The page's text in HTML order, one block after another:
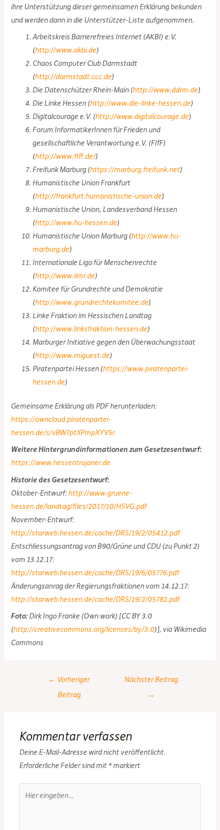
ihre Unterstützung dieser gemeinsamen Erklärung bekunden
und werden dann in die Unterstützer-Liste aufgenommen.
Arbeitskreis Barrierefreies Internet (AKBI) e.V.
(http://www.akbi.de)
Chaos Computer Club Darmstadt
(http://darmstadt.ccc.de)
Die Datenschützer Rhein-Main (http://www.ddrm.de)
Die Linke Hessen (http://www.die-linke-hessen.de)
Digitalcourage e.V. (http://www.digitalcourage.de)
Forum InformatikerInnen für Frieden und
gesellschaftliche Verantwortung e.V. (FIfF)
(http://www.fiff.de/)
Freifunk Marburg (https://marburg.freifunk.net)
Humanistische Union Frankfurt
(http://frankfurt.humanistische-union.de)
Humanistische Union, Landesverband Hessen
(http://www.hu-hessen.de)
Humanistische Union Marburg (http://www.hu-
marburg.de)
Internationale Liga für Menschenrechte
(http://www.ilmr.de)
Komitee für Grundrechte und Demokratie
(http://www.grundrechtekomitee.de)
Linke Fraktion im Hessischen Landtag
(http://www.linksfraktion-hessen.de)
Marburger Initiative gegen den Überwachungsstaat
(http://www.miguest.de)
Piratenpartei Hessen (https://www.piratenpartei-
hessen.de)
Gemeinsame Erklärung als PDF herunterladen:
https://owncloud.piratenpartei-
hessen.de/s/vBW7ptXPmpXYV5r
Weitere Hintergrundinformationen zum Gesetzesentwurf:
https://www.hessentrojaner.de
Historie des Gesetzesentwurf:
Oktober-Entwurf: http://www.gruene-
hessen.de/landtag/files/2017/10/HSVG.pdf
November-Entwurf:
http://starweb.hessen.de/cache/DRS/19/2/05412.pdf
Entschliessungsantrag von B90/Grüne und CDU (zu Punkt 2)
vom 13.12.17:
http://starweb.hessen.de/cache/DRS/19/6/05776.pdf
Änderungsanrag der Regierungsfraktionen vom 14.12.17:
http://starweb.hessen.de/cache/DRS/19/2/05782.pdf
Foto: Dirk Ingo Franke (Own work) [CC BY 3.0
(http://creativecommons.org/licenses/by/3.0)], via Wikimedia
Commons
navigation
← Vorheriger
Beitrag
Nächster Beitrag
→
Kommentar verfassen
Deine E-Mail-Adresse wird nicht veröffentlicht.
Erforderliche Felder sind mit*markiert
eingeben…